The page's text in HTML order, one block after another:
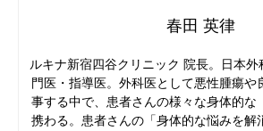
春田 英律
ルキナ新宿四谷クリニック 院長。日本
門医・指導医。外科医として悪性腫瘍や
事する中で、患者さんの様々な身体的な
携わる。患者さんの「身体的な悩みを解